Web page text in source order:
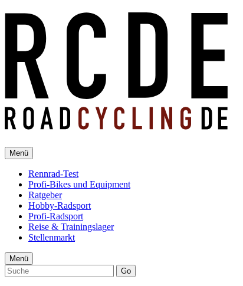
Menü
Rennrad-Test
Profi-Bikes und Equipment
Ratgeber
Hobby-Radsport
Profi-Radsport
Reise & Trainingslager
Stellenmarkt
Menü
Go